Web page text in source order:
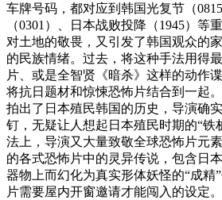
车牌号码，都对应到韩国光复节（
（0301）、日本战败投降（1945）等
对土地的敬畏，又引发了韩国观众的
的民族情绪。过去，将这种手法用得
片、或是全智贤《暗杀》这样的动作
将抗日题材和惊悚恐怖片结合到一起
拍出了日本殖民韩国的历史，导演确
钉，无疑让人想起日本殖民时期的“铁
法上，导演又大量致敬全球恐怖片元
的各式恐怖片中的灵异传说，包含日
器物上而幻化为真实形体妖怪的“成精
片需要屋内开窗邀请才能闯入的设定